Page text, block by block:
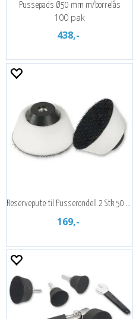
Pussepads Ø50 mm m/borrelås
100 pak
438,-
Reservepute til Pusserondell 2 Stk 50 mm
169,-